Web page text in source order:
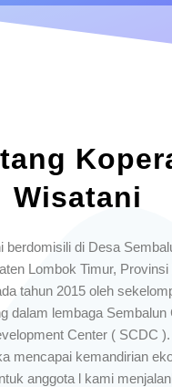
Wisatani
berdomisili di Desa
Lombok Timur, Provinsi
tahun 2015 oleh
dalam lembaga Sembalun
Center ( SCDC ).
mencapai kemandirian
anggota l kami